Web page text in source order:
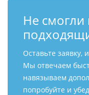
Не смогли
Оставьте
Мы отвечаем
навязываем
попробуйте и